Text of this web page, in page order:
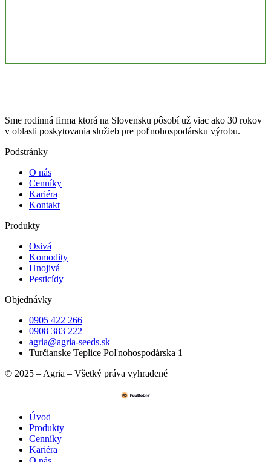
Sme rodinná firma ktorá na Slovensku pôsobí už viac ako 30 rokov
v oblasti poskytovania služieb pre poľnohospodársku výrobu.
Podstránky
O nás
Cenníky
Kariéra
Kontakt
Produkty
Osivá
Komodity
Hnojivá
Pesticídy
Objednávky
0905 422 266
0908 383 222
agria@agria-seeds.sk
Turčianske Teplice Poľnohospodárska 1
© 2025 – Agria – Všetký práva vyhradené
Úvod
Produkty
Cenníky
Kariéra